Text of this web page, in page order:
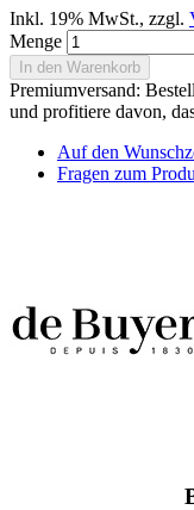
Inkl. 19% MwSt., zzgl.
Menge
In den Warenkorb
Premiumversand:
und profitiere davon,
Auf den
Fragen zum